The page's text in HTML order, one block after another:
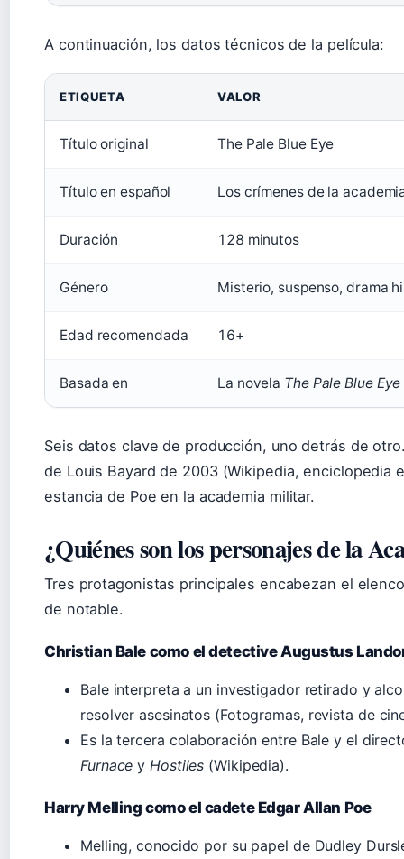
A continuación, los datos técnicos de la película:
ETIQUETA VALOR
Título original The Pale Blue Eye
Título en español Los crímenes de la
Duración 128 minutos
Género Misterio, suspenso, drama
Edad recomendada 16+
Basada en La novela The Pale Blue Eye
Seis datos clave de producción, uno detrás de
de Louis Bayard de 2003 (Wikipedia, enciclopedia
estancia de Poe en la academia militar.
¿Quiénes son los personajes de la
Tres protagonistas principales encabezan el
de notable.
Christian Bale como el detective Augustus
Bale interpreta a un investigador retirado y
resolver asesinatos (Fotogramas, revista de
Es la tercera colaboración entre Bale y el
Furnace yHostiles (Wikipedia).
Harry Melling como el cadete Edgar Allan Poe
Melling, conocido por su papel de Dudley